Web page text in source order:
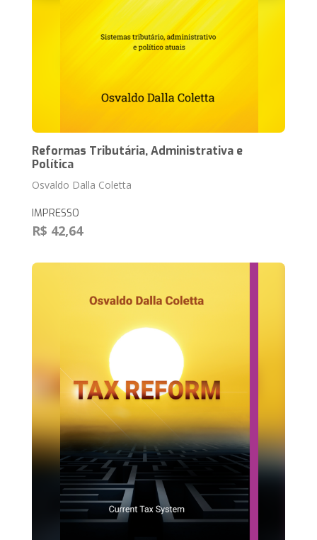
Reformas Tributária, Administrativa e
Política
Osvaldo Dalla Coletta
IMPRESSO
R$ 42,64